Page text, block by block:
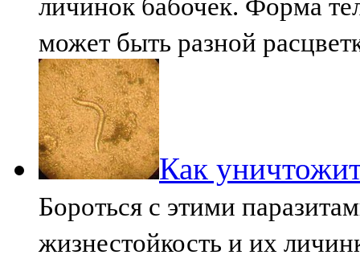
личинок бабочек. Форма
может быть разной
Как
Бороться с этими
жизнестойкость и их